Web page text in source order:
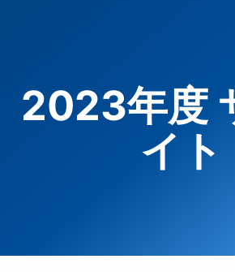
2023年度
イト